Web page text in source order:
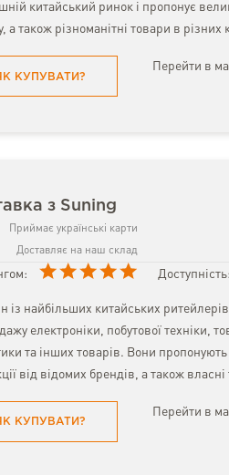
китайський ринок і пропонує
а також різноманітні товари в різних
КУПУВАТИ?
Перейти в
з Suning
Приймає українські карти
Доставляє на наш склад
Доступність:
із найбільших китайських
електроніки, побутової техніки,
та інших товарів. Вони
від відомих брендів, а також
КУПУВАТИ?
Перейти в